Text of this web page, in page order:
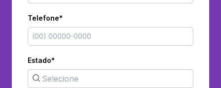
Telefone*
Estado*